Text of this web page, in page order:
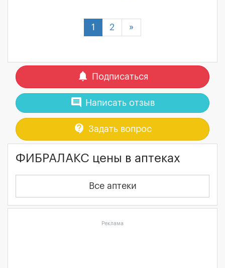
1 2 »
notifications Подписаться
comment Написать отзыв
contact_support Задать вопрос
ФИБРАЛАКС цены в аптеках
Все аптеки
Реклама